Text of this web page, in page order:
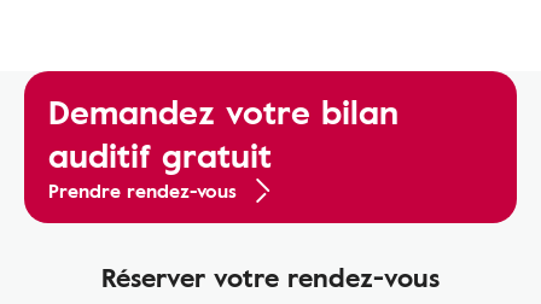
Demandez votre bilan
auditif gratuit
Prendre rendez-vous
Réserver votre rendez-vous